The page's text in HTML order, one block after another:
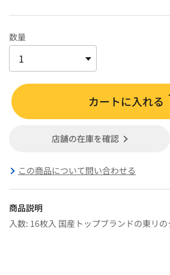
数量
カートに入れる
店舗の在庫を確認
この商品について問い合わせる
商品説明
入数: 16枚入 国産トップブランドの東リ